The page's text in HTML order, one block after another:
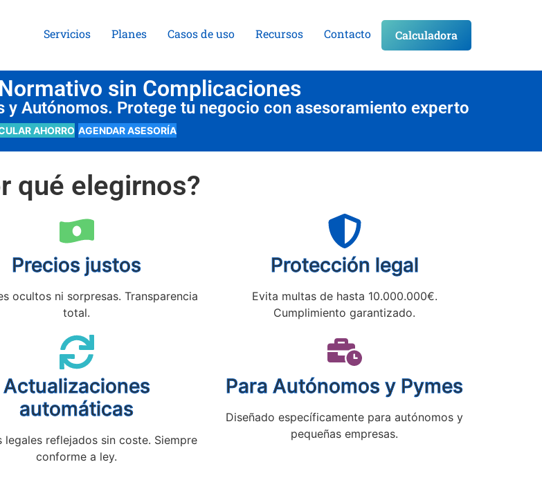
Servicios Planes Casos de uso Recursos Contacto Calculadora
sin Complicaciones
Autónomos. Protege tu negocio con asesoramiento experto
AHORRO AGENDAR ASESORÍA
qué elegirnos?
Precios justos
ocultos ni sorpresas. Transparencia
total.
Protección legal
Evita multas de hasta 10.000.000€.
Cumplimiento garantizado.
Actualizaciones
automáticas
legales reflejados sin coste. Siempre
conforme a ley.
Para Autónomos y Pymes
Diseñado específicamente para autónomos y
pequeñas empresas.